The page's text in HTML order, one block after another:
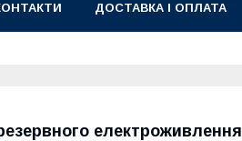
ДОСТАВКА І ОПЛАТА
електроживлення